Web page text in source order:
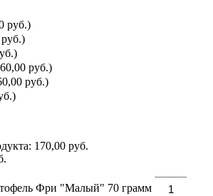
руб.)
руб.)
руб.)
170,00 руб.
Фри "Малый" 70 грамм